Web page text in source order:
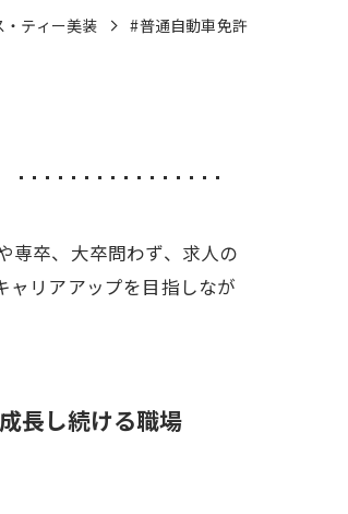
ティー美装 #普通自動車免許
専卒、大卒問わず、求人の
ャリアアップを目指しなが
長し続ける職場